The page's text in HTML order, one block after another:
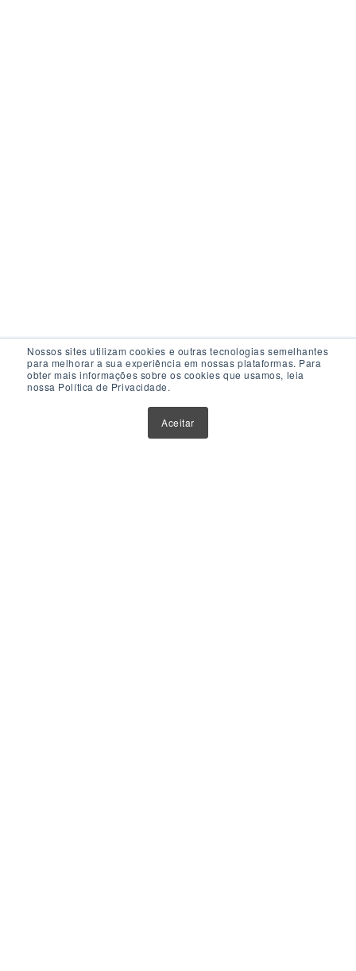
Nossos sites utilizam cookies e outras tecnologias semelhantes
para melhorar a sua experiência em nossas plataformas. Para
obter mais informações sobre os cookies que usamos, leia
nossa Política de Privacidade.
Aceitar
Acesso Rápido